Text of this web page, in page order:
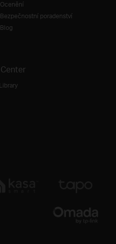
Ocenění
Bezpečnostní poradenství
Blog